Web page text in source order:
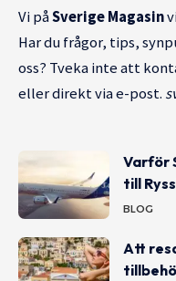
Vi påSverige Magasin
Har du frågor, tips,
oss? Tveka inte att
eller direkt via e-post.
Varför
till
BLOG
Att